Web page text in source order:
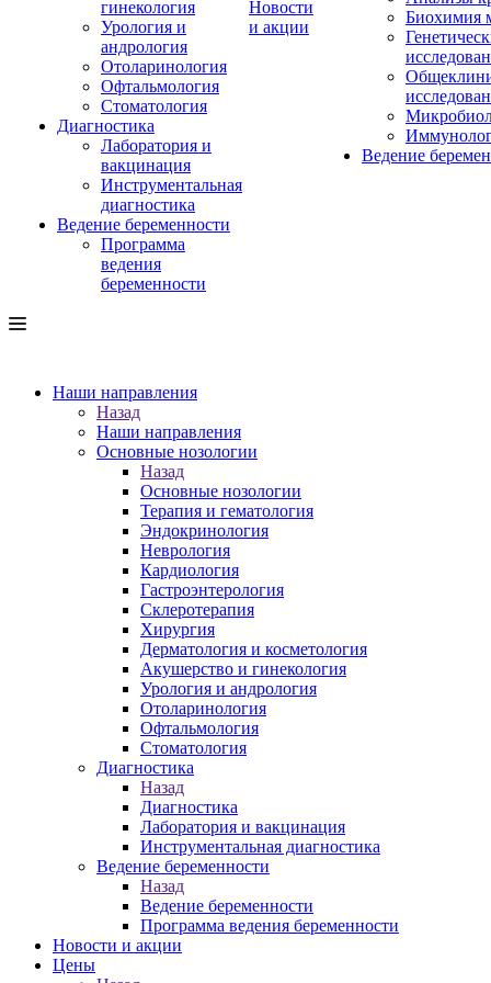
гинекология
Урология и
андрология
Отоларинология
Офтальмология
Стоматология
Диагностика
Лаборатория и
вакцинация
Инструментальная
диагностика
Ведение беременности
Программа
ведения
беременности
Новости
и акции
Биохимия
Ведение
Наши направления
Назад
Наши направления
Основные нозологии
Назад
Основные нозологии
Терапия и гематология
Эндокринология
Неврология
Кардиология
Гастроэнтерология
Склеротерапия
Хирургия
Дерматология и косметология
Акушерство и гинекология
Урология и андрология
Отоларинология
Офтальмология
Стоматология
Диагностика
Назад
Диагностика
Лаборатория и вакцинация
Инструментальная диагностика
Ведение беременности
Назад
Ведение беременности
Программа ведения беременности
Новости и акции
Цены